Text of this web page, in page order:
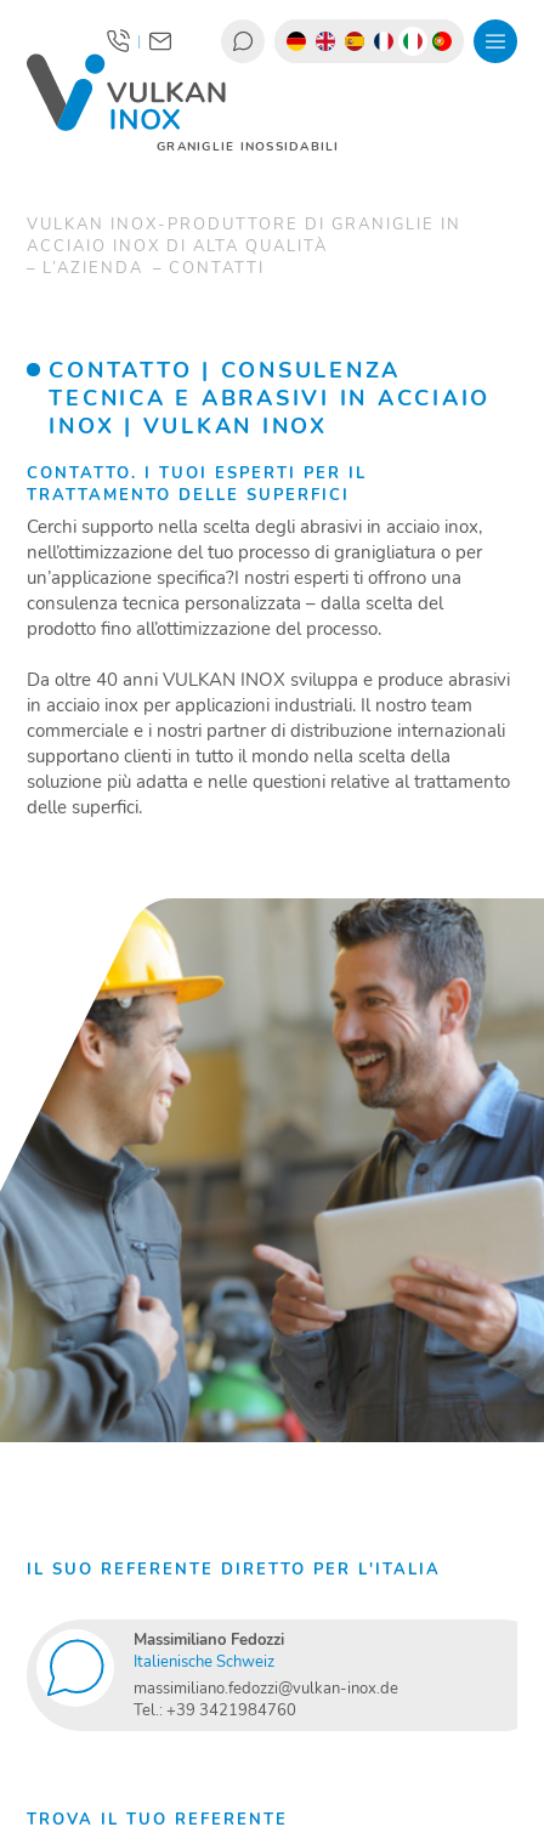
GRANIGLIE INOSSIDABILI
|
VULKAN INOX-PRODUTTORE DI GRANIGLIE IN
ACCIAIO INOX DI ALTA QUALITÀ
L’AZIENDA
CONTATTI
CONTATTO | CONSULENZA
TECNICA E ABRASIVI IN ACCIAIO
INOX | VULKAN INOX
CONTATTO. I TUOI ESPERTI PER IL
TRATTAMENTO DELLE SUPERFICI
Cerchi supporto nella scelta degli abrasivi in acciaio inox,
nell’ottimizzazione del tuo processo di granigliatura o per
un’applicazione specifica?I nostri esperti ti offrono una
consulenza tecnica personalizzata – dalla scelta del
prodotto fino all’ottimizzazione del processo.
Da oltre 40 anni VULKAN INOX sviluppa e produce abrasivi
in acciaio inox per applicazioni industriali. Il nostro team
commerciale e i nostri partner di distribuzione internazionali
supportano clienti in tutto il mondo nella scelta della
soluzione più adatta e nelle questioni relative al trattamento
delle superfici.
IL SUO REFERENTE DIRETTO PER L'ITALIA
Massimiliano Fedozzi
Italienische Schweiz
massimiliano.fedozzi@vulkan-inox.de
Tel.: +39 3421984760
TROVA IL TUO REFERENTE